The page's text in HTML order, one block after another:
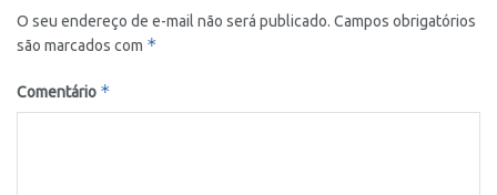
O seu endereço de e-mail não será publicado. Campos obrigatórios
são marcados com *
Comentário *